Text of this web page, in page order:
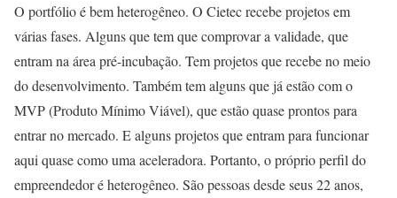
O portfólio é bem heterogêneo. O Cietec recebe projetos em
várias fases. Alguns que tem que comprovar a validade, que
entram na área pré-incubação. Tem projetos que recebe no meio
do desenvolvimento. Também tem alguns que já estão com o
MVP (Produto Mínimo Viável), que estão quase prontos para
entrar no mercado. E alguns projetos que entram para funcionar
aqui quase como uma aceleradora. Portanto, o próprio perfil do
empreendedor é heterogêneo. São pessoas desde seus 22 anos,